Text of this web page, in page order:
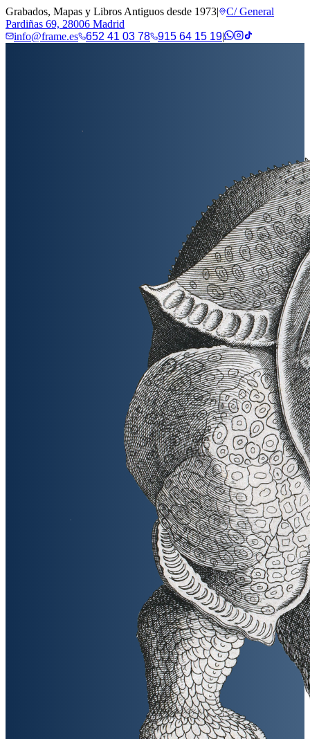
Grabados, Mapas y Libros Antiguos desde 1973|
C/ General
Pardiñas 69, 28006 Madrid
info@frame.es
652 41 03 78 915 64 15 19|